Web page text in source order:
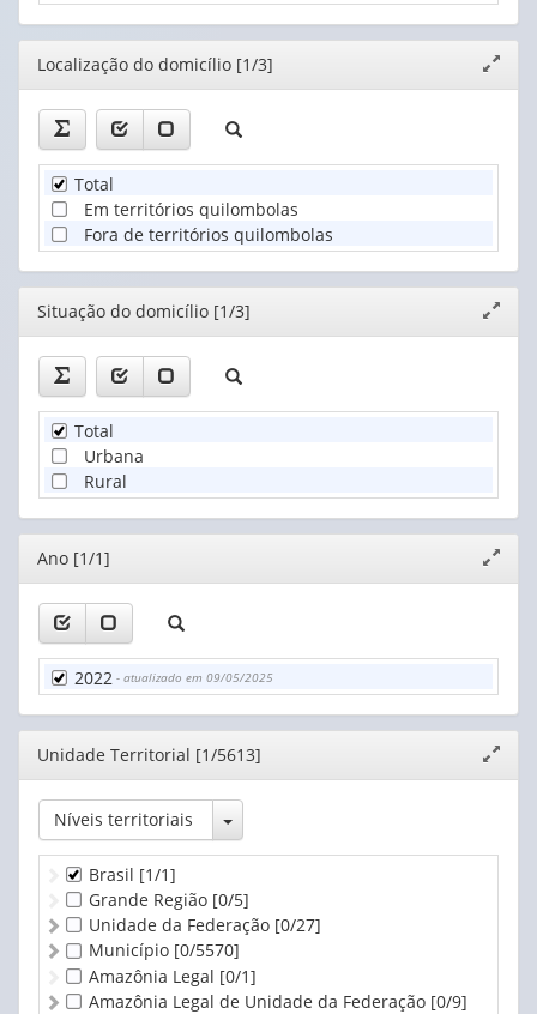
Editor
janela
Localização do domicílio [1/3]
Total
Em territórios quilombolas
Fora de territórios quilombolas
Editor
janela
Situação do domicílio [1/3]
Total
Urbana
Rural
Editor
janela
Ano [1/1]
2022 - atualizado em 09/05/2025
Editor
janela
Unidade Territorial [1/5613]
Níveis territoriais Toggle Dropdown
Brasil [1/1]
Grande Região [0/5]
Unidade da Federação [0/27]
Município [0/5570]
Amazônia Legal [0/1]
Amazônia Legal de Unidade da Federação [0/9]